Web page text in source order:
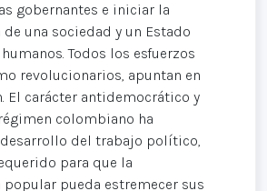
gobernantes e iniciar la
una sociedad y un Estado
Todos los esfuerzos
revolucionarios, apuntan en
El carácter antidemocrático y
colombiano ha
del trabajo político,
para que la
pueda estremecer sus